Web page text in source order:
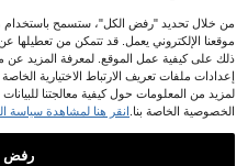
من خلال تحديد "رفض الكل"، ستسمح باستخدام
موقعنا الإلكتروني يعمل. قد تتمكن من
ذلك على كيفية عمل الموقع. لمعرفة المزيد عن
إعدادات ملفات تعريف الارتباط الاختيارية
لمزيد من المعلومات حول كيفية معالجتنا
الخصوصية الخاصة بنا. انقر هنا لمشاهدة سياسة
رفض